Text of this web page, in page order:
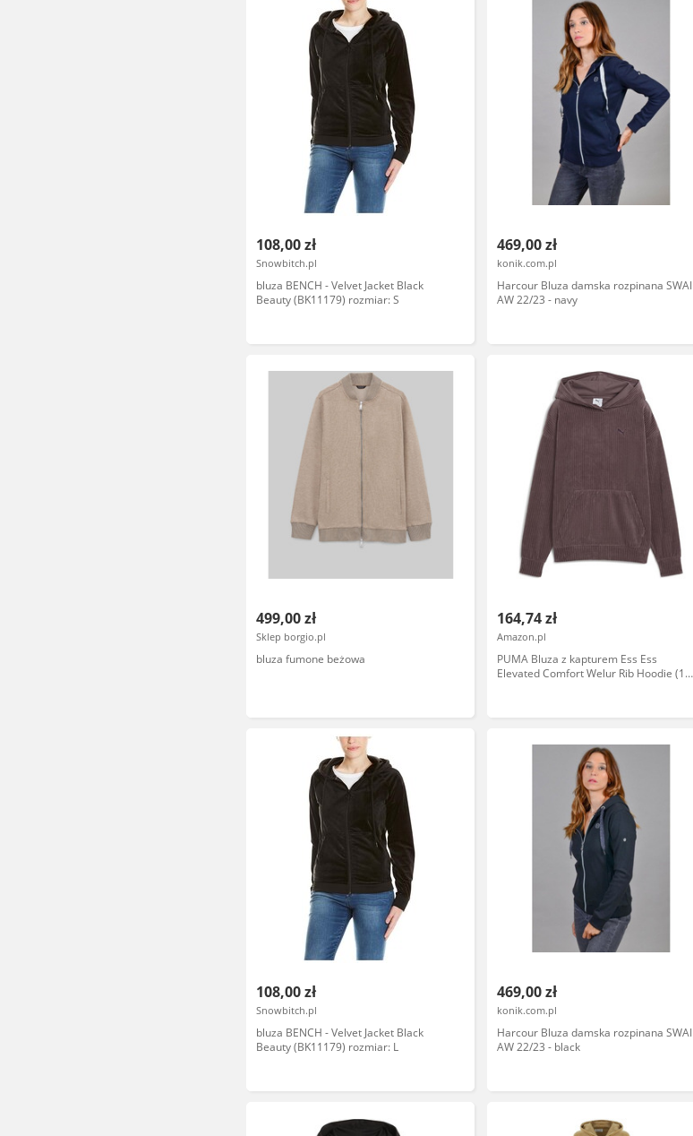
108,00 zł
Snowbitch.pl
bluza BENCH - Velvet Jacket Black
Beauty (BK11179) rozmiar: S
469,00 zł
konik.com.pl
Harcour Bluza damska rozpinana SWAI
AW 22/23 - navy
499,00 zł
Sklep borgio.pl
bluza fumone beżowa
164,74 zł
Amazon.pl
PUMA Bluza z kapturem Ess Ess
Elevated Comfort Welur Rib Hoodie (1
108,00 zł
Snowbitch.pl
bluza BENCH - Velvet Jacket Black
Beauty (BK11179) rozmiar: L
469,00 zł
konik.com.pl
Harcour Bluza damska rozpinana SWAI
AW 22/23 - black